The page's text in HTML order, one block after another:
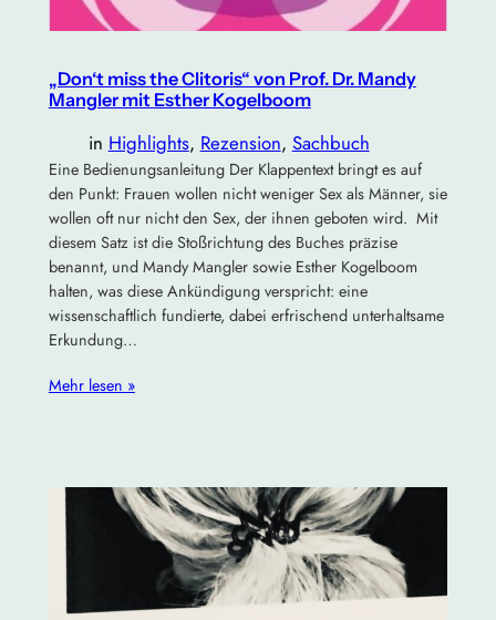
„Don‘t miss the Clitoris“ von Prof. Dr. Mandy
Mangler mit Esther Kogelboom
in Highlights, Rezension, Sachbuch
Eine Bedienungsanleitung Der Klappentext bringt es auf
den Punkt: Frauen wollen nicht weniger Sex als Männer, sie
wollen oft nur nicht den Sex, der ihnen geboten wird. Mit
diesem Satz ist die Stoßrichtung des Buches präzise
benannt, und Mandy Mangler sowie Esther Kogelboom
halten, was diese Ankündigung verspricht: eine
wissenschaftlich fundierte, dabei erfrischend unterhaltsame
Erkundung…
Mehr lesen »